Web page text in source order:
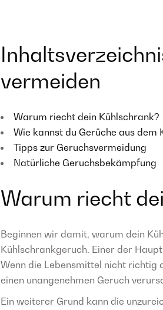
vermeiden
Warum riecht dein Kühlschrank?
Wie kannst du Gerüche aus dem
Tipps zur Geruchsvermeidung
Natürliche Geruchsbekämpfung
Warum riecht
Beginnen wir damit, warum dein
Kühlschrankgeruch. Einer der
Wenn die Lebensmittel nicht richtig
einen unangenehmen Geruch
Ein weiterer Grund kann die